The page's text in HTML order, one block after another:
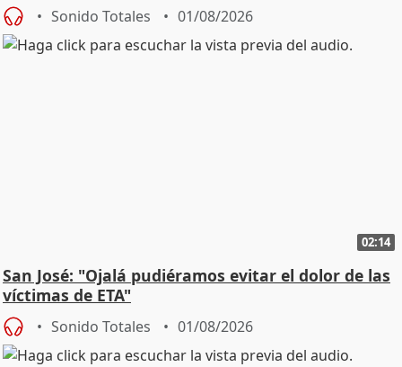
Sonido Totales 01/08/2026
02:14
San José: "Ojalá pudiéramos evitar el dolor de las
víctimas de ETA"
Sonido Totales 01/08/2026